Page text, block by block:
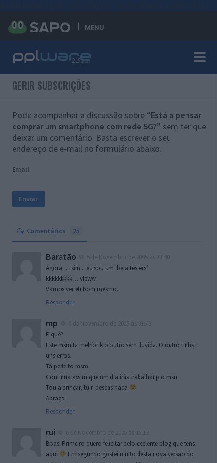
MENU
GERIR SUBSCRIÇÕES
Pode acompanhar a discussão sobre “Está a pensar
comprar um smartphone com rede 5G?” sem ter que
deixar um comentário. Basta escrever o seu
endereço de e-mail no formulário abaixo.
Email
Comentários 25
Baratão
Agora … sim .. eu sou um ‘beta testers’
kkkkkkkkk… vleww
Vamos ver eh bom mesmo..
Responder
mp
E quê?
Este msm ta melhor k o outro sem duvida. O outro tinha
uns erros.
Tá perfeito msm.
Continua assim que um dia irás trabalhar p o msn.
Tou a brincar, tu n pescas nada
Abraço
Responder
rui
Boas! Primeiro quero felicitar pelo exelente blog que tens
aqui
Em segundo gostei muito desta nova versao do